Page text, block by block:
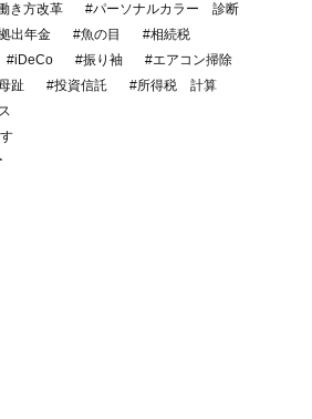
き方改革
#パーソナルカラー 診断
出年金 #魚の目
#相続税
#iDeCo #振り袖
#エアコン掃除
趾 #投資信託
#所得税 計算